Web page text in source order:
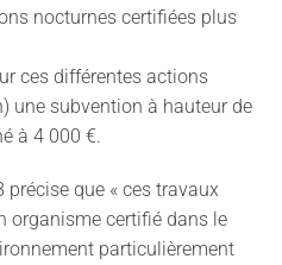
nocturnes certifiées plus
ces différentes actions
une subvention à hauteur de
à 4 000 €.
précise que « ces travaux
organisme certifié dans le
particulièrement